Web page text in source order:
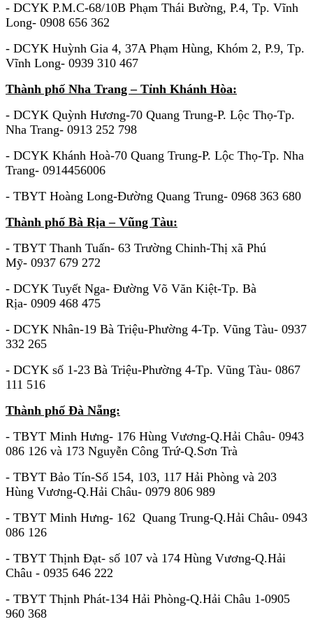
- DCYK P.M.C-68/10B Phạm Thái Bường, P.4, Tp. Vĩnh
Long- 0908 656 362
- DCYK Huỳnh Gia 4, 37A Phạm Hùng, Khóm 2, P.9, Tp.
Vĩnh Long- 0939 310 467
Thành phố Nha Trang – Tỉnh Khánh Hòa:
- DCYK Quỳnh Hương-70 Quang Trung-P. Lộc Thọ-Tp.
Nha Trang- 0913 252 798
- DCYK Khánh Hoà-70 Quang Trung-P. Lộc Thọ-Tp. Nha
Trang- 0914456006
- TBYT Hoàng Long-Đường Quang Trung- 0968 363 680
Thành phố Bà Rịa – Vũng Tàu:
- TBYT Thanh Tuấn- 63 Trường Chinh-Thị xã Phú
Mỹ- 0937 679 272
- DCYK Tuyết Nga- Đường Võ Văn Kiệt-Tp. Bà
Rịa- 0909 468 475
- DCYK Nhân-19 Bà Triệu-Phường 4-Tp. Vũng Tàu- 0937
332 265
- DCYK số 1-23 Bà Triệu-Phường 4-Tp. Vũng Tàu- 0867
111 516
Thành phố Đà Nẵng:
- TBYT Minh Hưng- 176 Hùng Vương-Q.Hải Châu- 0943
086 126 và 173 Nguyễn Công Trứ-Q.Sơn Trà
- TBYT Bảo Tín-Số 154, 103, 117 Hải Phòng và 203
Hùng Vương-Q.Hải Châu- 0979 806 989
- TBYT Minh Hưng- 162 Quang Trung-Q.Hải Châu- 0943
086 126
- TBYT Thịnh Đạt- số 107 và 174 Hùng Vương-Q.Hải
Châu - 0935 646 222
- TBYT Thịnh Phát-134 Hải Phòng-Q.Hải Châu 1-0905
960 368